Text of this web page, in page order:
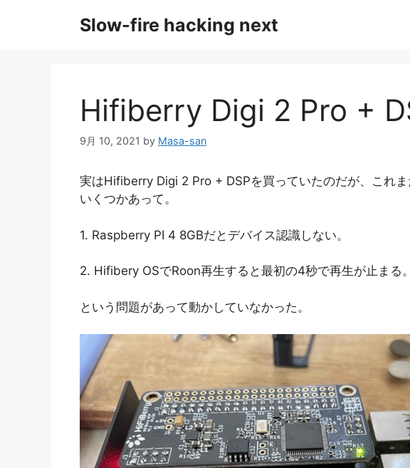
Slow-fire hacking next
Hifiberry Digi 2 Pro +
9月 10, 2021 by Masa-san
実はHifiberry Digi 2 Pro + DSPを買っていたのだが、これ
いくつかあって。
1. Raspberry PI 4 8GBだとデバイス認識しない。
2. Hifibery OSでRoon再生すると最初の4秒で再生が止まる。
という問題があって動かしていなかった。